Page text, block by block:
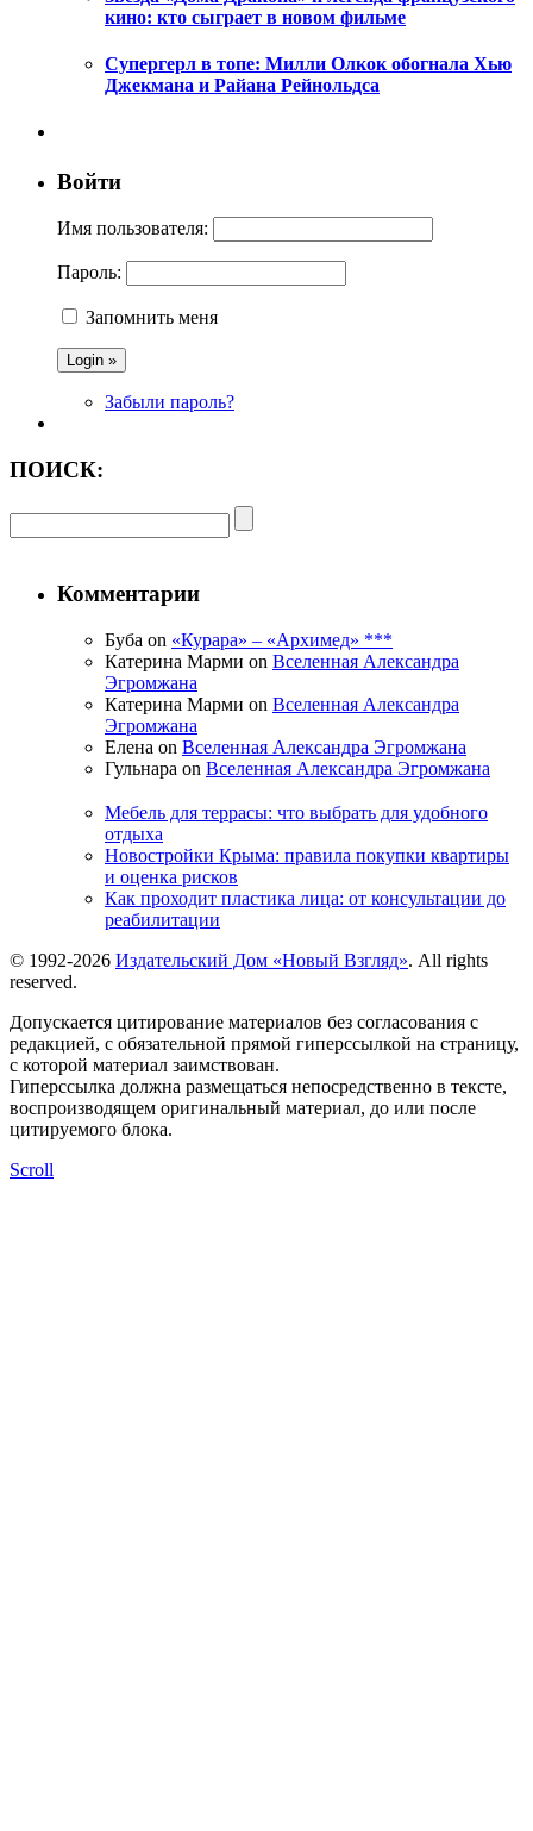
кино: кто сыграет в новом фильме
Супергерл в топе: Милли Олкок обогнала Хью
Джекмана и Райана Рейнольдса
Войти
Имя пользователя:
Пароль:
Запомнить меня
Забыли пароль?
ПОИСК:
Комментарии
Буба on «Курара» – «Архимед» ***
Катерина Марми on Вселенная Александра
Эгромжана
Катерина Марми on Вселенная Александра
Эгромжана
Елена on Вселенная Александра Эгромжана
Гульнара on Вселенная Александра Эгромжана
Мебель для террасы: что выбрать для удобного
отдыха
Новостройки Крыма: правила покупки квартиры
и оценка рисков
Как проходит пластика лица: от консультации до
реабилитации
© 1992-2026 Издательский Дом «Новый Взгляд». All rights
reserved.
Допускается цитирование материалов без согласования с
редакцией, с обязательной прямой гиперссылкой на страницу,
с которой материал заимствован.
Гиперссылка должна размещаться непосредственно в тексте,
воспроизводящем оригинальный материал, до или после
цитируемого блока.
Scroll